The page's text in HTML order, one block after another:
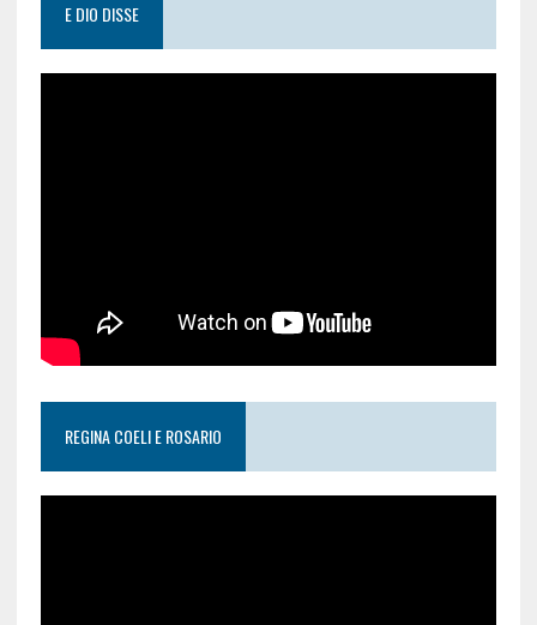
E DIO DISSE
REGINA COELI E ROSARIO